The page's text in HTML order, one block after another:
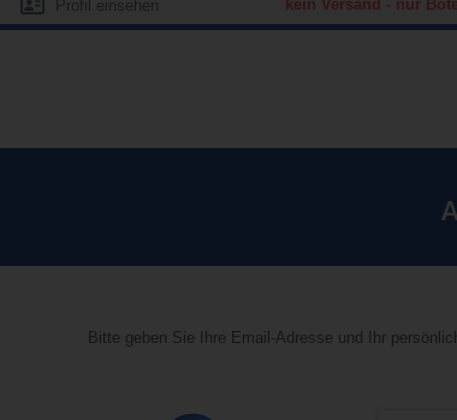
Profil einsehen
kein Versand - nur
Bitte geben Sie Ihre Email-Adresse und Ihr